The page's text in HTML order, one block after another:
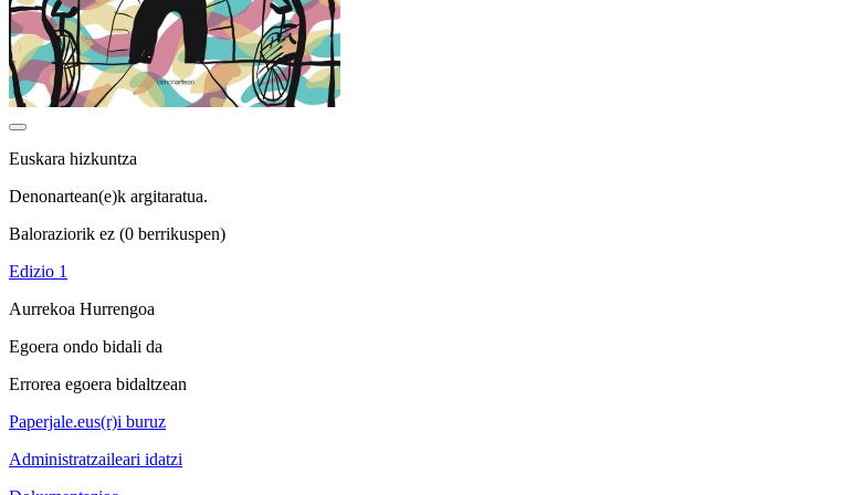
Euskara hizkuntza
Denonartean(e)k argitaratua.
Baloraziorik ez (0 berrikuspen)
Edizio 1
Aurrekoa Hurrengoa
Egoera ondo bidali da
Errorea egoera bidaltzean
Paperjale.eus(r)i buruz
Administratzaileari idatzi